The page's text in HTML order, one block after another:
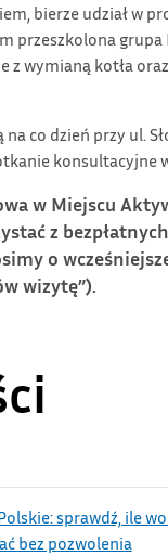
bierze udział w
przeszkolona
z wymianą kotła
co dzień przy ul.
konsultacyjne
w Miejscu
z
o
wizytę”).
sprawdź, ile
bez pozwolenia